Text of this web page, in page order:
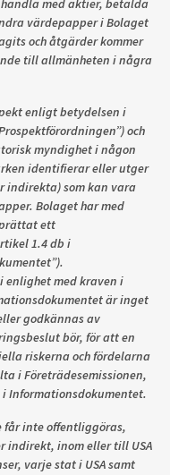
med aktier, betalda
värdepapper i Bolaget
och åtgärder kommer
till allmänheten i några
enligt betydelsen i
och
myndighet i någon
identifierar eller utger
indirekta) som kan vara
Bolaget har med
ett
1.4 db i
enlighet med kraven i
är inget
godkännas av
bör, för att en
riskerna och fördelarna
i Företrädesemissionen,
Informationsdokumentet.
får inte offentliggöras,
indirekt, inom eller till USA
varje stat i USA samt